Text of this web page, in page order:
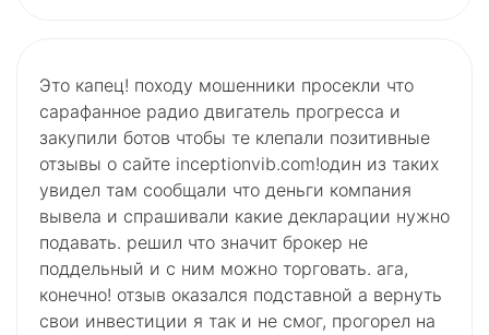
Это капец! походу мошенники просекли что
сарафанное радио двигатель прогресса и
закупили ботов чтобы те клепали позитивные
отзывы о сайте inceptionvib.com!один из таких
увидел там сообщали что деньги компания
вывела и спрашивали какие декларации нужно
подавать. решил что значит брокер не
поддельный и с ним можно торговать. ага,
конечно! отзыв оказался подставной а вернуть
свои инвестиции я так и не смог, прогорел на